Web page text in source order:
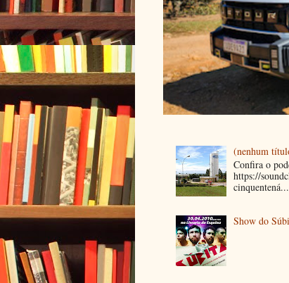
(nenhum
Confira o
https://
cinquentená...
Show do